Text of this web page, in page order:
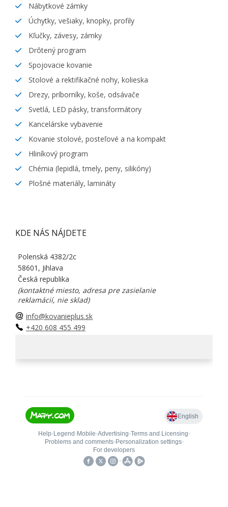
Nábytkové zámky
Úchytky, vešiaky, knopky, profily
Kľučky, závesy, zámky
Drôtený program
Spojovacie kovanie
Stolové a rektifikačné nohy, kolieska
Drezy, príborníky, koše, odsávače
Svetlá, LED pásky, transformátory
Kancelárske vybavenie
Kovanie stolové, posteľové a na kompakt
Hliníkový program
Chémia (lepidlá, tmely, peny, silikóny)
Plošné materiály, lamináty
KDE NÁS NÁJDETE
Polenská 4382/2c
58601, Jihlava
Česká republika
(kontaktné miesto, adresa pre zasielanie
reklamácií, nie sklad)
info@kovanieplus.sk
+420 608 455 499